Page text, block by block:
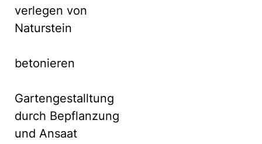
verlegen von
Naturstein
betonieren
Gartengestalltung
durch Bepflanzung
und Ansaat